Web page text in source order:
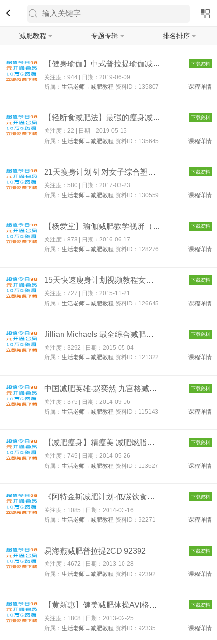
减肥教程 专题专辑 排名排序
【健身瑜伽】中式普拉提瑜伽减肥教程 135807 下载资料
关注度：944 | 日期： 2019-06-09
所属：生活老师→减肥教程 资料ID：135807 课程详情
【轻断食减肥法】最强的瘦身减肥法 135645 下载资料
关注度：22 | 日期：2019-05-15
所属：生活老师→减肥教程 资料ID：135645 课程详情
21天瘦身计划 针对女子综合塑身马甲线训练 健身减肥快速瘦身塑形... 下载资料
关注度：580 | 日期：2017-03-23
所属：生活老师→减肥教程 资料ID：130559 课程详情
【杨爱堂】瑜伽减肥教学视屏（二十八式全） 128276 下载资料
关注度：873 | 日期： 2016-06-17
所属：生活老师→减肥教程 资料ID：128276 课程详情
15天快速瘦身计划视频教程女生科学运动健康减肥 美体 126645 下载资料
关注度：727 | 日期：2015-11-21
所属：生活老师→减肥教程 资料ID：126645 课程详情
Jillian Michaels 最全综合减肥瘦身健身操[动健身运动视频20套 1... 下载资料
关注度：3292 | 日期：2015-05-04
所属：生活老师→减肥教程 资料ID：121322 课程详情
中国减肥英雄-赵奕然 九宫格减肥法全套十盘 115143 下载资料
关注度：375 | 日期： 2014-09-06
所属：生活老师→减肥教程 资料ID：115143 课程详情
【减肥瘦身】精瘦美 减肥燃脂瘦身塑身健身操【名人教练】 113627... 下载资料
关注度：745 | 日期：2014-05-26
所属：生活老师→减肥教程 资料ID：113627 课程详情
《阿特金斯减肥计划-低碳饮食健康一生》 92271 下载资料
关注度：1085 | 日期： 2014-03-16
所属：生活老师→减肥教程 资料ID：92271 课程详情
易海燕减肥普拉提2CD 92392 下载资料
关注度：4672 | 日期：2013-10-28
所属：生活老师→减肥教程 资料ID：92392 课程详情
【黄新惠】健美减肥体操AVI格式 92335 下载资料
关注度：1808 | 日期：2013-02-25
所属：生活老师→减肥教程 资料ID：92335 课程详情